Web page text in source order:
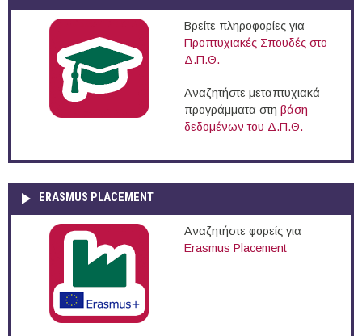
Βρείτε πληροφορίες για
Προπτυχιακές Σπουδές στο
Δ.Π.Θ.
Αναζητήστε μεταπτυχιακά
προγράμματα στη βάση
δεδομένων του Δ.Π.Θ.
ERASMUS PLACEMENT
Αναζητήστε φορείς για
Erasmus Placement